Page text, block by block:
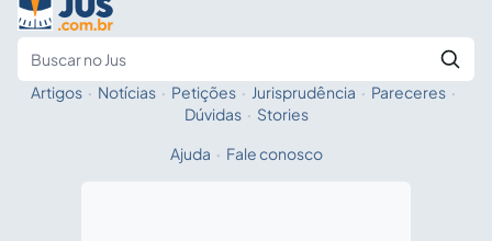
Fale com a IA
Artigos · Notícias · Petições · Jurisprudência · Pareceres ·
Dúvidas · Stories
Ajuda · Fale conosco